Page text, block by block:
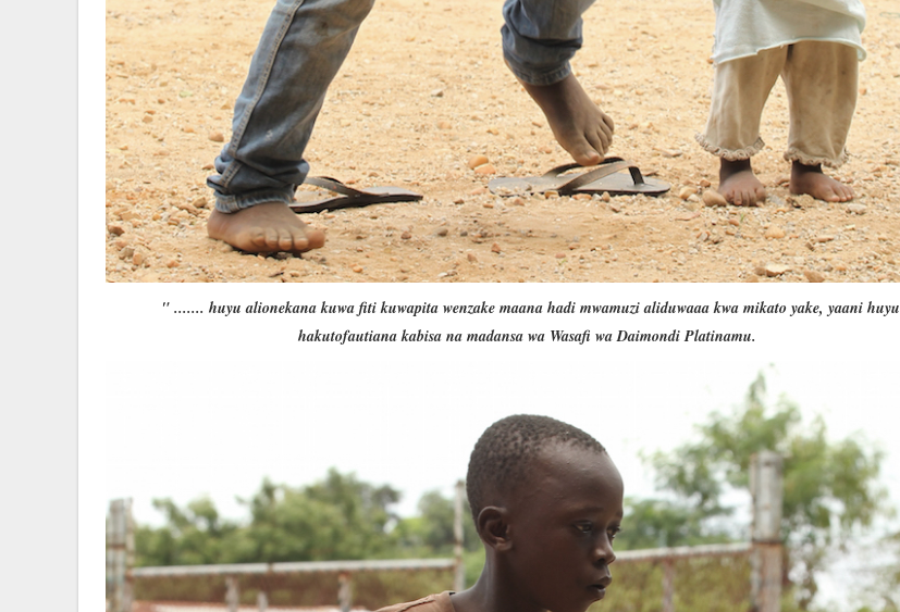
" ....... huyu alionekana kuwa fiti kuwapita wenzake maana hadi mwamuzi aliduwaaa kwa mikato yake, yaani huyu
hakutofautiana kabisa na madansa wa Wasafi wa Daimondi Platinamu.